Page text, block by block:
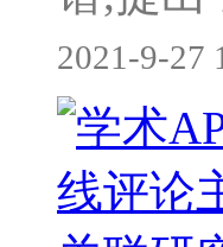
2021-9-27